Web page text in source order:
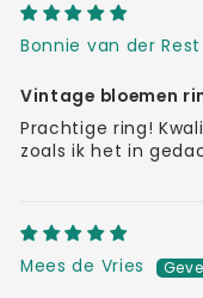
Bonnie van der Rest
Vintage bloemen
Prachtige ring!
zoals ik het in
Mees de Vries